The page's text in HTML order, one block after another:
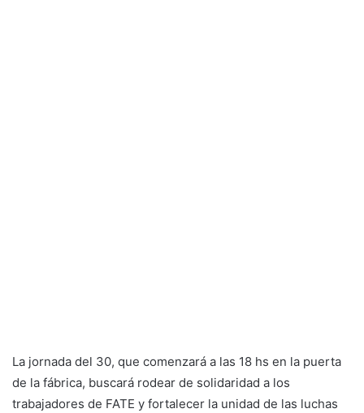
La jornada del 30, que comenzará a las 18 hs en la puerta
de la fábrica, buscará rodear de solidaridad a los
trabajadores de FATE y fortalecer la unidad de las luchas